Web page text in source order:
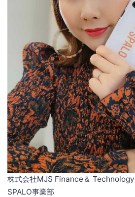
株式会社MJS Finance＆ Technology
SPALO事業部